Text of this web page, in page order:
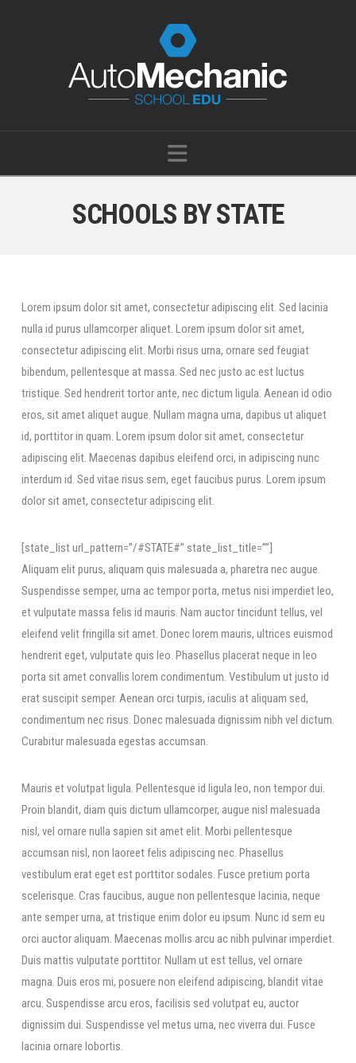
Navigation
SCHOOLS BY STATE
Lorem ipsum dolor sit amet, consectetur adipiscing elit. Sed lacinia
nulla id purus ullamcorper aliquet. Lorem ipsum dolor sit amet,
consectetur adipiscing elit. Morbi risus urna, ornare sed feugiat
bibendum, pellentesque at massa. Sed nec justo ac est luctus
tristique. Sed hendrerit tortor ante, nec dictum ligula. Aenean id odio
eros, sit amet aliquet augue. Nullam magna urna, dapibus ut aliquet
id, porttitor in quam. Lorem ipsum dolor sit amet, consectetur
adipiscing elit. Maecenas dapibus eleifend orci, in adipiscing nunc
interdum id. Sed vitae risus sem, eget faucibus purus. Lorem ipsum
dolor sit amet, consectetur adipiscing elit.
[state_list url_pattern=”/#STATE#” state_list_title=””]
Aliquam elit purus, aliquam quis malesuada a, pharetra nec augue.
Suspendisse semper, urna ac tempor porta, metus nisi imperdiet leo,
et vulputate massa felis id mauris. Nam auctor tincidunt tellus, vel
eleifend velit fringilla sit amet. Donec lorem mauris, ultrices euismod
hendrerit eget, vulputate quis leo. Phasellus placerat neque in leo
porta sit amet convallis lorem condimentum. Vestibulum ut justo id
erat suscipit semper. Aenean orci turpis, iaculis at aliquam sed,
condimentum nec risus. Donec malesuada dignissim nibh vel dictum.
Curabitur malesuada egestas accumsan.
Mauris et volutpat ligula. Pellentesque id ligula leo, non tempor dui.
Proin blandit, diam quis dictum ullamcorper, augue nisl malesuada
nisl, vel ornare nulla sapien sit amet elit. Morbi pellentesque
accumsan nisl, non laoreet felis adipiscing nec. Phasellus
vestibulum erat eget est porttitor sodales. Fusce pretium porta
scelerisque. Cras faucibus, augue non pellentesque lacinia, neque
ante semper urna, at tristique enim dolor eu ipsum. Nunc id sem eu
orci auctor aliquam. Maecenas mollis arcu ac nibh pulvinar imperdiet.
Duis mattis vulputate porttitor. Nullam ut est tellus, vel ornare
magna. Duis eros mi, posuere non eleifend adipiscing, blandit vitae
arcu. Suspendisse arcu eros, facilisis sed volutpat eu, auctor
dignissim dui. Suspendisse vel metus urna, nec viverra dui. Fusce
lacinia ornare lobortis.